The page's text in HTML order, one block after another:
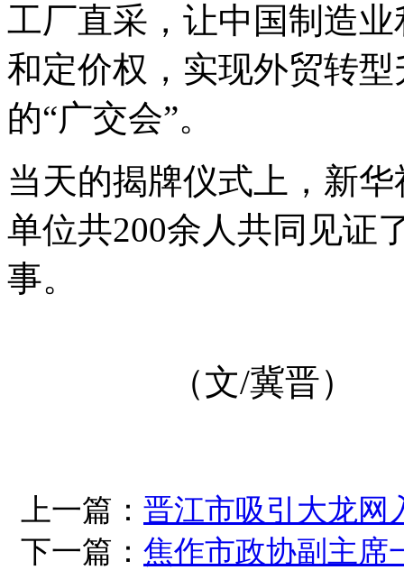
工厂直采，让中国制造
和定价权，实现外贸转
的“广交会”。
当天的揭牌仪式上，新
单位共200余人共同见证
事。
（文/冀晋）
上一篇： 晋江市吸引大龙网
下一篇： 焦作市政协副主席